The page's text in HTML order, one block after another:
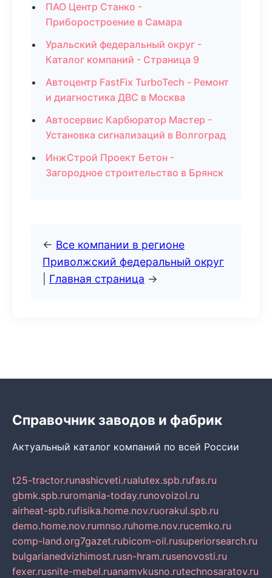
ПАО Центр Станко -
Приборостроение в Самара
Уральский федеральный округ -
Каталог компаний - Страница 9
Автоцентр FastFix TurboTech - Ремонт
и диагностика ДВС в Москва
Автосервис Карбюратор Мастер -
Установка сигнализаций в Волгоград
ИнжСтрой Проект Бетон -
Загородное строительство в Брянск
← Все компании в регионе
Приволжский федеральный округ
Главная страница →
Справочник заводов и фабрик
Актуальный каталог компаний по всей России
t25-tractor.runashicveti.rualutex.spb.rufas.ru
gbmk.spb.ruromania-today.runovoizol.ru
airheat-spb.rufisika.home.nov.ruorakul.spb.ru
demo.home.nov.rumnso.ruhome.nov.rucemko.ru
comp-land.org7gazet.rubicom-oil.rusuperiorsearch.ru
bulgarianedvizhimost.rusn-hram.rusenovosti.ru
fexer.rusnite-mebel.ruanamvkusno.rutechnosaratov.ru